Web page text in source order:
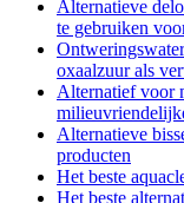
Alternatieve
te gebruiken
oxaalzuur als
Alternatief voor
Alternatieve
producten
Het beste
Het beste